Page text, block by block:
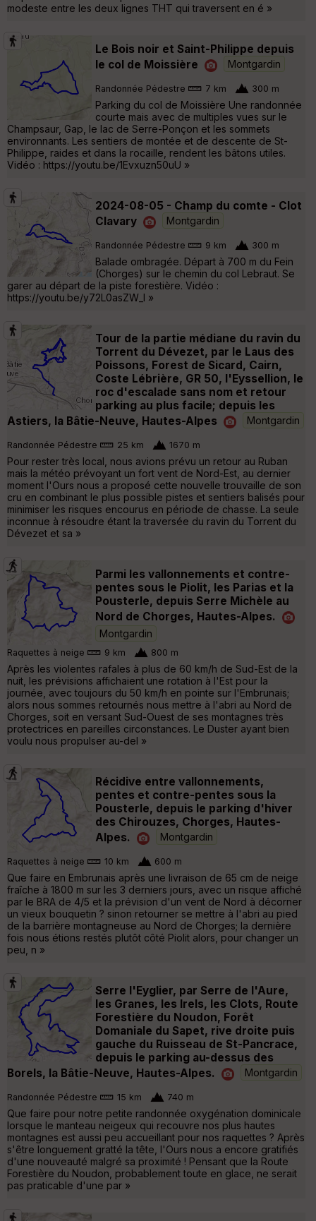
modeste entre les deux lignes THT qui traversent en é »
Le Bois noir et Saint-Philippe depuis
le col de Moissière
Montgardin
Randonnée Pédestre 7 km 300 m
Parking du col de Moissière Une randonnée
courte mais avec de multiples vues sur le
Champsaur, Gap, le lac de Serre-Ponçon et les sommets
environnants. Les sentiers de montée et de descente de St-
Philippe, raides et dans la rocaille, rendent les bâtons utiles.
Vidéo : https://youtu.be/1Evxuzn50uU »
2024-08-05 - Champ du comte - Clot
Clavary
Montgardin
Randonnée Pédestre 9 km 300 m
Balade ombragée. Départ à 700 m du Fein
(Chorges) sur le chemin du col Lebraut. Se
garer au départ de la piste forestière. Vidéo :
https://youtu.be/y72L0asZW_I »
Tour de la partie médiane du ravin du
Torrent du Dévezet, par le Laus des
Poissons, Forest de Sicard, Cairn,
Coste Lébrière, GR 50, l'Eyssellion, le
roc d'escalade sans nom et retour
parking au plus facile; depuis les
Astiers, la Bâtie-Neuve, Hautes-Alpes
Montgardin
Randonnée Pédestre 25 km 1670 m
Pour rester très local, nous avions prévu un retour au Ruban
mais la météo prévoyant un fort vent de Nord-Est, au dernier
moment l'Ours nous a proposé cette nouvelle trouvaille de son
cru en combinant le plus possible pistes et sentiers balisés pour
minimiser les risques encourus en période de chasse. La seule
inconnue à résoudre étant la traversée du ravin du Torrent du
Dévezet et sa »
Parmi les vallonnements et contre-
pentes sous le Piolit, les Parias et la
Pousterle, depuis Serre Michèle au
Nord de Chorges, Hautes-Alpes.
Montgardin
Raquettes à neige 9 km 800 m
Après les violentes rafales à plus de 60 km/h de Sud-Est de la
nuit, les prévisions affichaient une rotation à l'Est pour la
journée, avec toujours du 50 km/h en pointe sur l'Embrunais;
alors nous sommes retournés nous mettre à l'abri au Nord de
Chorges, soit en versant Sud-Ouest de ses montagnes très
protectrices en pareilles circonstances. Le Duster ayant bien
voulu nous propulser au-del »
Récidive entre vallonnements,
pentes et contre-pentes sous la
Pousterle, depuis le parking d'hiver
des Chirouzes, Chorges, Hautes-
Alpes.
Montgardin
Raquettes à neige 10 km 600 m
Que faire en Embrunais après une livraison de 65 cm de neige
fraîche à 1800 m sur les 3 derniers jours, avec un risque affiché
par le BRA de 4/5 et la prévision d'un vent de Nord à décorner
un vieux bouquetin ? sinon retourner se mettre à l'abri au pied
de la barrière montagneuse au Nord de Chorges; la dernière
fois nous étions restés plutôt côté Piolit alors, pour changer un
peu, n »
Serre l'Eyglier, par Serre de l'Aure,
les Granes, les Irels, les Clots, Route
Forestière du Noudon, Forêt
Domaniale du Sapet, rive droite puis
gauche du Ruisseau de St-Pancrace,
depuis le parking au-dessus des
Borels, la Bâtie-Neuve, Hautes-Alpes.
Montgardin
Randonnée Pédestre 15 km 740 m
Que faire pour notre petite randonnée oxygénation dominicale
lorsque le manteau neigeux qui recouvre nos plus hautes
montagnes est aussi peu accueillant pour nos raquettes ? Après
s'être longuement gratté la tête, l'Ours nous a encore gratifiés
d'une nouveauté malgré sa proximité ! Pensant que la Route
Forestière du Noudon, probablement toute en glace, ne serait
pas praticable d'une par »